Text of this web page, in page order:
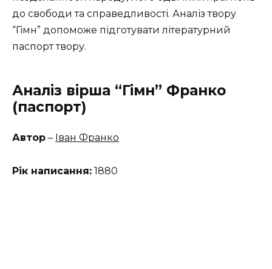
до свободи та справедливості. Аналіз твору
“Гімн” допоможе підготувати літературний
паспорт твору.
Аналіз вірша “Гімн” Франко
(паспорт)
Автор – Іван Франко
Рік написання: 1880